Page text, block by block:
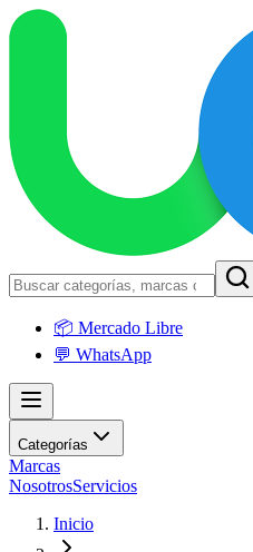
📦 Mercado Libre
💬 WhatsApp
Categorías
Marcas
NosotrosServicios
Inicio